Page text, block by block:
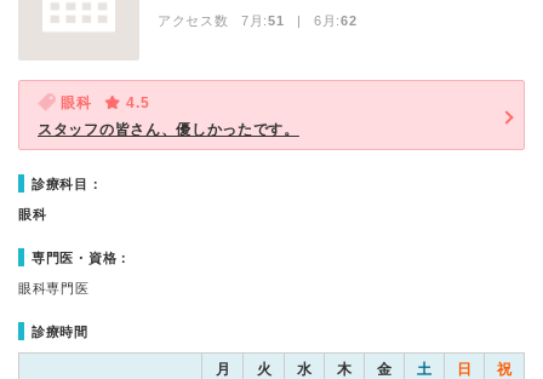
アクセス数 7月:51 | 6月:62
眼科
4.5
スタッフの皆さん、優しかったです。
診療科目：
眼科
専門医・資格：
眼科専門医
診療時間
月 火 水 木 金 土 日 祝